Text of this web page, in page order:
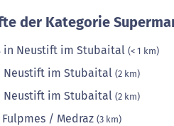
der Kategorie
in Neustift im Stubaital (< 1 km)
im Stubaital (2 km)
im Stubaital (2 km)
/ Medraz (3 km)